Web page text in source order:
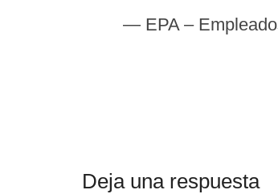
— EPA –
Deja una respuesta